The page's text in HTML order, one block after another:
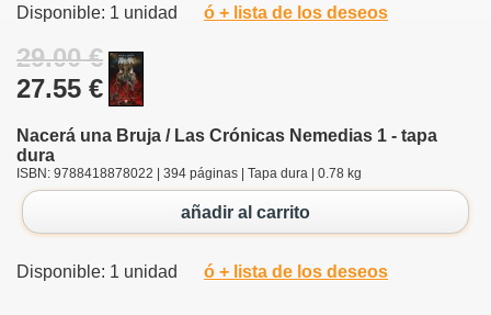
Disponible: 1 unidad ó + lista de los deseos
29.00 €
27.55 €
Nacerá una Bruja / Las Crónicas Nemedias 1 - tapa
dura
ISBN: 9788418878022 | 394 páginas | Tapa dura | 0.78 kg
añadir al carrito
Disponible: 1 unidad ó + lista de los deseos